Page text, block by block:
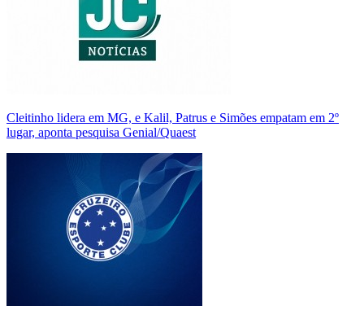
Cleitinho lidera em MG, e Kalil, Patrus e Simões empatam em 2º
lugar, aponta pesquisa Genial/Quaest